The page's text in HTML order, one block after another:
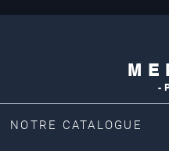
M E
-
NOTRE CATALOGUE